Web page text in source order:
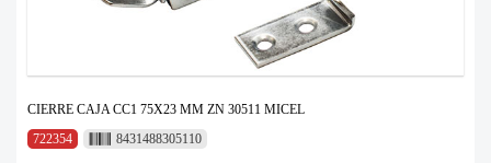
CIERRE CAJA CC1 75X23 MM ZN 30511 MICEL
722354
8431488305110